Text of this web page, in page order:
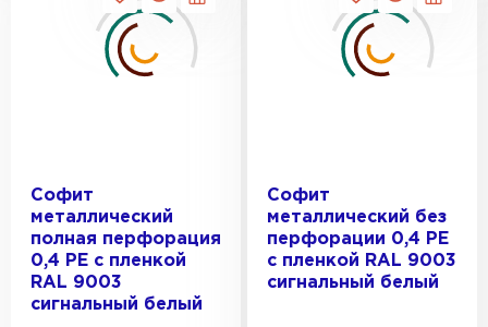
Софит
металлический
полная перфорация
0,4 PE с пленкой
RAL 9003
сигнальный белый
Софит
металлический без
перфорации 0,4 PE
с пленкой RAL 9003
сигнальный белый